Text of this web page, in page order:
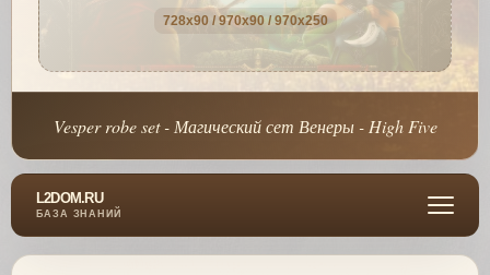
728x90 / 970x90 / 970x250
Vesper robe set - Магический сет Венеры - High Five
L2DOM.RU
БАЗА ЗНАНИЙ